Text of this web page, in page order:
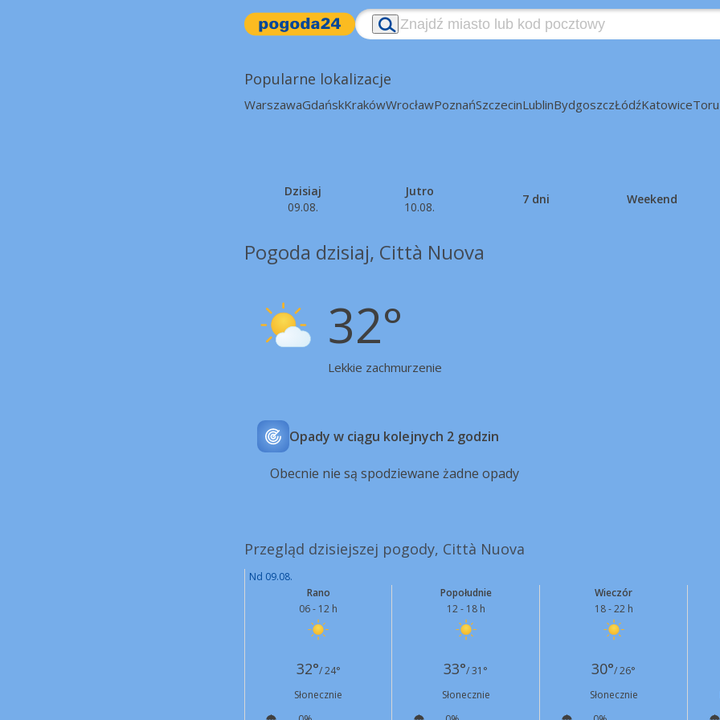
Popularne lokalizacje
WarszawaGdańskKrakówWrocławPoznańSzczecinLublinBydgoszczŁódźKatowice
Dzisiaj
09.08.
Jutro
10.08.
7 dni Weekend
Pogoda dzisiaj, Città Nuova
32°
Lekkie zachmurzenie
Opady w ciągu kolejnych 2 godzin
Obecnie nie są spodziewane żadne opady
Przegląd dzisiejszej pogody, Città Nuova
Nd 09.08.
Rano
06 - 12 h
Popołudnie
12 - 18 h
Wieczór
18 - 22 h
32°/ 24° 33°/ 31° 30°/ 26°
Słonecznie
Słonecznie Słonecznie